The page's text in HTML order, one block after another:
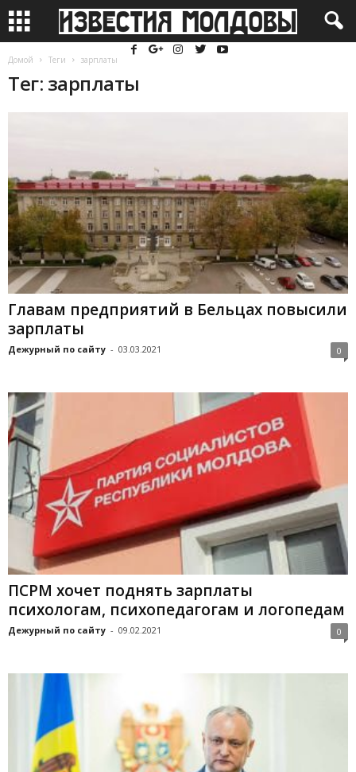
Домой Теги зарплаты
Тег: зарплаты
Главам предприятий в Бельцах повысили
зарплаты
Дежурный по сайту - 03.03.2021 0
ПСРМ хочет поднять зарплаты
психологам, психопедагогам и логопедам
Дежурный по сайту - 09.02.2021 0